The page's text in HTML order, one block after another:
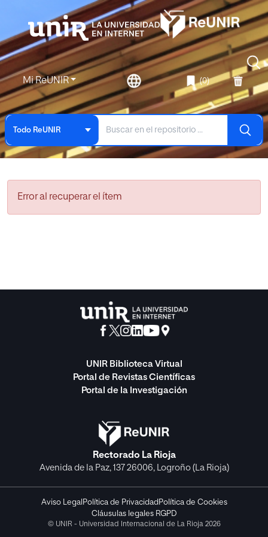
Mi ReUNIR (0)
Todo ReUNIR
Error al recuperar el ítem
UNIR Biblioteca Virtual
Portal de Revistas Científicas
Portal de la Investigación
Rectorado La Rioja
Avenida de la Paz, 137 26006, Logroño (La Rioja)
Aviso Legal Política de Privacidad Política de Cookies
Cláusulas legales RGPD
© UNIR - Universidad Internacional de La Rioja 2026